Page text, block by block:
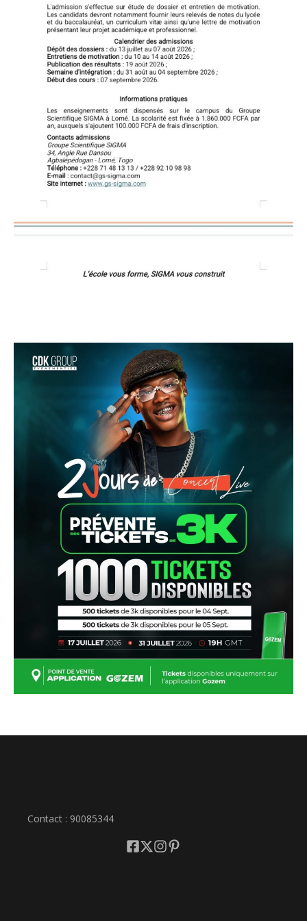
Contact : 90085344